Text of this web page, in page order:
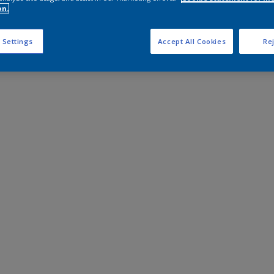
Settings Accept All Cookies